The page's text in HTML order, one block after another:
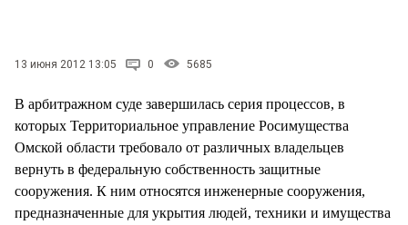
13 июня 2012 13:05 0 5685
В арбитражном суде завершилась серия процессов, в
которых Территориальное управление Росимущества
Омской области требовало от различных владельцев
вернуть в федеральную собственность защитные
сооружения. К ним относятся инженерные сооружения,
предназначенные для укрытия людей, техники и имущества